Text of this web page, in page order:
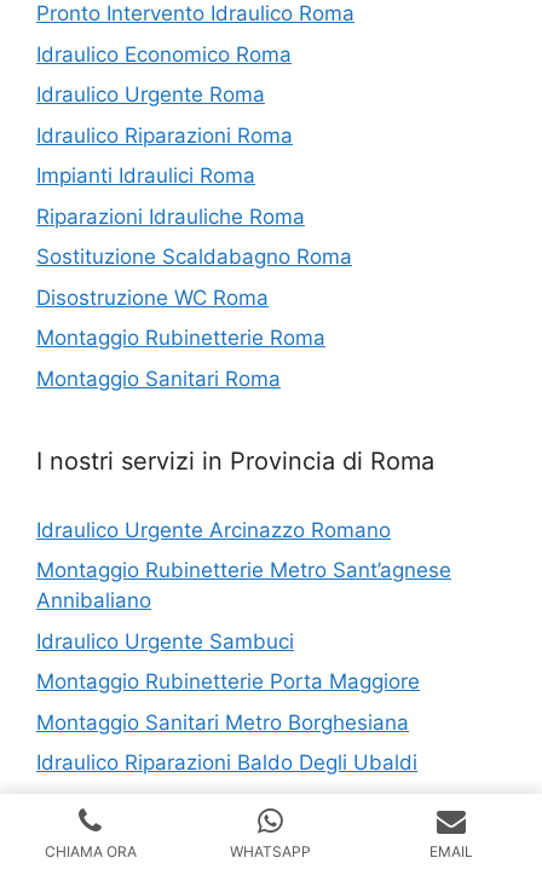
Pronto Intervento Idraulico Roma
Idraulico Economico Roma
Idraulico Urgente Roma
Idraulico Riparazioni Roma
Impianti Idraulici Roma
Riparazioni Idrauliche Roma
Sostituzione Scaldabagno Roma
Disostruzione WC Roma
Montaggio Rubinetterie Roma
Montaggio Sanitari Roma
I nostri servizi in Provincia di Roma
Idraulico Urgente Arcinazzo Romano
Montaggio Rubinetterie Metro Sant’agnese
Annibaliano
Idraulico Urgente Sambuci
Montaggio Rubinetterie Porta Maggiore
Montaggio Sanitari Metro Borghesiana
Idraulico Riparazioni Baldo Degli Ubaldi
Idraulico Tor Cervara
Sostituzione Scaldabagno Metro Laurentina
CHIAMA ORA WHATSAPP EMAIL